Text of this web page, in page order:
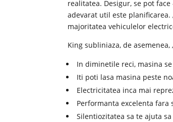
realitatea. Desigur, se pot
adevarat util este
majoritatea vehiculelor
King subliniaza, de
In diminetile reci, masina
Iti poti lasa masina peste
Electricitatea inca mai
Performanta excelenta
Silentiozitatea sa te ajuta